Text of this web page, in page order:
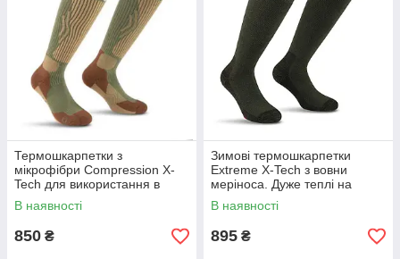
Термошкарпетки з
мікрофібри Compression X-
Tech для використання в
екстремальних умовах
В наявності
850 ₴
Зимові термошкарпетки
Extreme X-Tech з вовни
меріноса. Дуже теплі на
мінус 20
В наявності
895 ₴